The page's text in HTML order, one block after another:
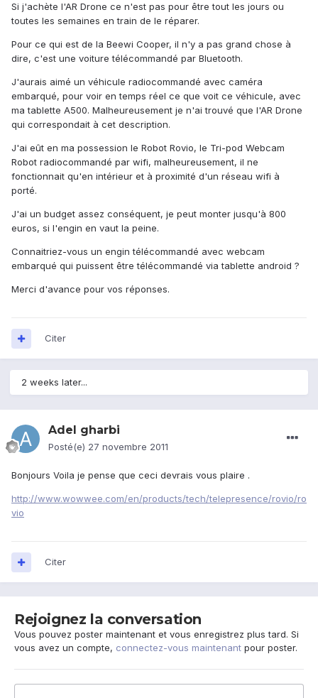
Si j'achète l'AR Drone ce n'est pas pour être tout les jours ou
toutes les semaines en train de le réparer.
Pour ce qui est de la Beewi Cooper, il n'y a pas grand chose à
dire, c'est une voiture télécommandé par Bluetooth.
J'aurais aimé un véhicule radiocommandé avec caméra
embarqué, pour voir en temps réel ce que voit ce véhicule, avec
ma tablette A500. Malheureusement je n'ai trouvé que l'AR Drone
qui correspondait à cet description.
J'ai eût en ma possession le Robot Rovio, le Tri-pod Webcam
Robot radiocommandé par wifi, malheureusement, il ne
fonctionnait qu'en intérieur et à proximité d'un réseau wifi à
porté.
J'ai un budget assez conséquent, je peut monter jusqu'à 800
euros, si l'engin en vaut la peine.
Connaitriez-vous un engin télécommandé avec webcam
embarqué qui puissent être télécommandé via tablette android ?
Merci d'avance pour vos réponses.
Citer
2 weeks later...
Adel gharbi
Posté(e) 27 novembre 2011
Bonjours Voila je pense que ceci devrais vous plaire .
http://www.wowwee.com/en/products/tech/telepresence/rovio/ro
vio
Citer
Rejoignez la conversation
Vous pouvez poster maintenant et vous enregistrez plus tard. Si
vous avez un compte, connectez-vous maintenant pour poster.